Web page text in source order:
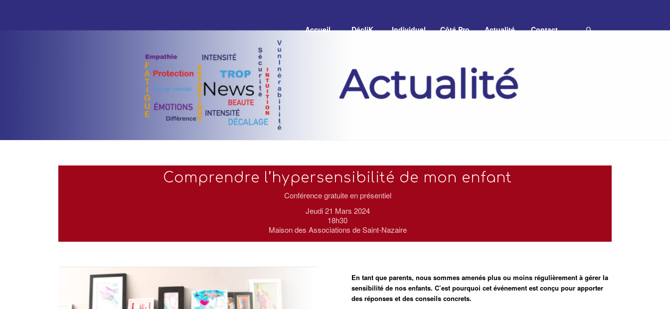
Accueil DécliK Individuel Côté Pro Actualité Contact
Comprendre l’hypersensibilité de mon enfant
Conférence gratuite en présentiel
Jeudi 21 Mars 2024
18h30
Maison des Associations de Saint-Nazaire
En tant que parents, nous sommes amenés plus ou moins régulièrement à gérer la
sensibilité de nos enfants.C’est pourquoi cet événement est conçu pour apporter
des réponses et des conseils concrets.